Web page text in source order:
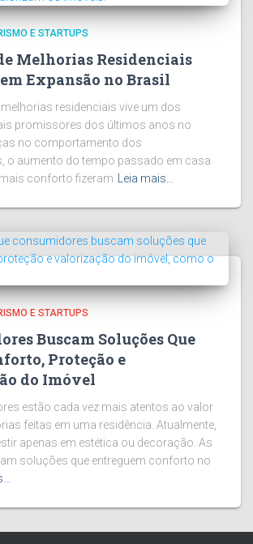
E STARTUPS
Melhorias Residenciais
Expansão no Brasil
residenciais vive um dos
promissores dos últimos anos no
no comportamento dos
o aumento do tempo passado em casa
conforto fizeram
Leia mais…
E STARTUPS
Buscam Soluções Que
Proteção e
do Imóvel
estão cada vez mais atentos ao valor
feitas em uma residência. Atualmente,
apenas em estética ou decoração. As
soluções que entreguem conforto no